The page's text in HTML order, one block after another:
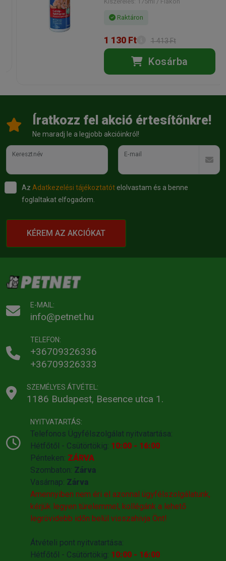
Raktáron
Törékeny:
Raktáron
1 130 Ft 1 413 Ft
Kosárba
Íratkozz fel akció értesítőnkre!
Ne maradj le a legjobb akcióinkról!
Keresztnév E-mail
Az Adatkezelési tájékoztatót elolvastam és a benne
foglaltakat elfogadom.
KÉREM AZ AKCIÓKAT
E-MAIL:
info@petnet.hu
TELEFON:
+36709326336
+36709326333
SZEMÉLYES ÁTVÉTEL:
1186 Budapest, Besence utca 1.
NYITVATARTÁS:
Telefonos Ügyfélszolgálat nyitvatartása:
Hétfőtől - Csütörtökig: 10:00 - 16:00
Pénteken: ZÁRVA
Szombaton: Zárva
Vasárnap: Zárva
Amennyiben nem éri el azonnal ügyfélszolgálatunk,
kérjük legyen türelemmel, kollégánk a lehető
legrövidebb időn belül visszahivja Önt!
Átvételi pont nyitvatartása:
Hétfőtől - Csütörtökig: 10:00 - 16:00